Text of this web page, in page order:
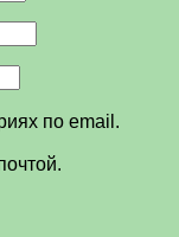
по email.